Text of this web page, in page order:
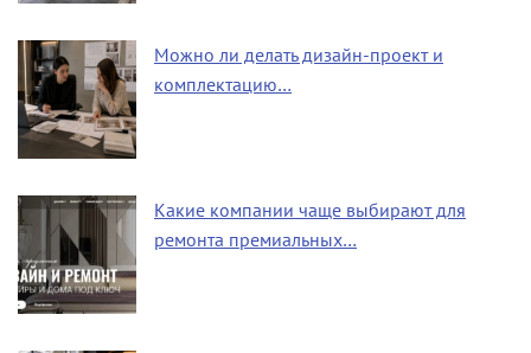
Можно ли делать дизайн-проект и
комплектацию…
Какие компании чаще выбирают для
ремонта премиальных…